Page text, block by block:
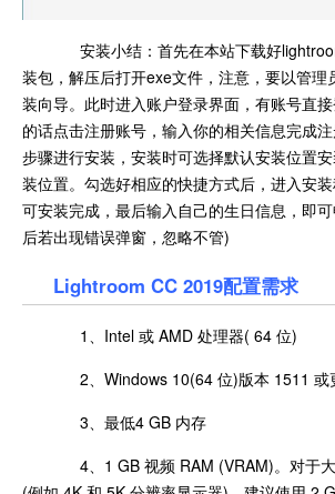
安装小结：首先在本站下载好
装包，解压后打开exe文件，注意，要以管理
装向导。此时进入账户登录界面，有账号直
的话点击注册账号，输入你的相关信息完成
步骤进行安装，安装时可选择默认安装位置
装位置。勾选好相应的快捷方式后，进入安
可安装完成，最后输入自己的生日信息，即
后若出现错误弹窗，忽略不管)
Lightroom CC 2019配置需求
1、Intel 或 AMD 处理器( 64 位)
2、Windows 10(64 位)版本 1511 或
3、最低4 GB 内存
4、1 GB 视频 RAM (VRAM)。对于